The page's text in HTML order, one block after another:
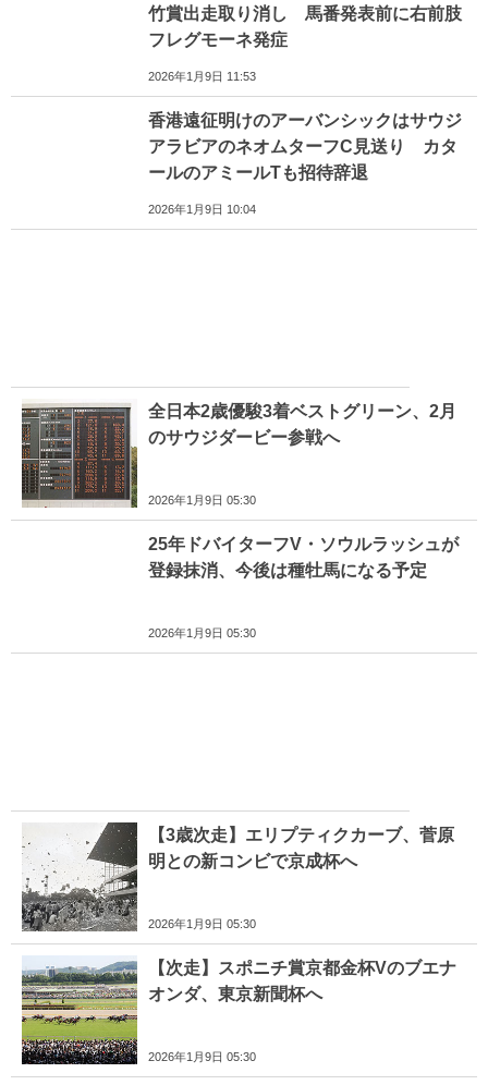
竹賞出走取り消し 馬番発表前に右前肢
フレグモーネ発症
2026年1月9日 11:53
香港遠征明けのアーバンシックはサウジ
アラビアのネオムターフC見送り カタ
ールのアミールTも招待辞退
2026年1月9日 10:04
全日本2歳優駿3着ベストグリーン、2月
のサウジダービー参戦へ
2026年1月9日 05:30
25年ドバイターフV・ソウルラッシュが
登録抹消、今後は種牡馬になる予定
2026年1月9日 05:30
【3歳次走】エリプティクカーブ、菅原
明との新コンビで京成杯へ
2026年1月9日 05:30
【次走】スポニチ賞京都金杯Vのブエナ
オンダ、東京新聞杯へ
2026年1月9日 05:30